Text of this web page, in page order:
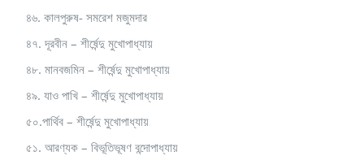
৪৬. কালপুরুষ- সমরেশ মজুমদার
৪৭. দূরবীন – শীর্ষেন্দু মুখোপাধ্যায়
৪৮. মানবজমিন – শীর্ষেন্দু মুখোপাধ্যায়
৪৯. যাও পাখি – শীর্ষেন্দু মুখোপাধ্যায়
৫০.পার্থিব – শীর্ষেন্দু মুখোপাধ্যায়
৫১. আরণ্যক – বিভূতিভূষণ বন্দোপাধ্যায়